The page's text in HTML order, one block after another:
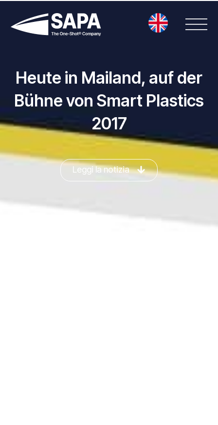
contenuto
Heute in Mailand, auf der
Bühne von Smart Plastics
2017
Leggi la notizia